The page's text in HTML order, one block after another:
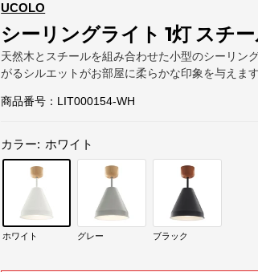
UCOLO
シーリングライト 1灯 スチ
天然木とスチールを組み合わせた小型のシーリン
がるシルエットがお部屋に柔らかな印象を与えます
商品番号： LIT000154-WH
カラー: ホワイト
ホワイト グレー ブラック